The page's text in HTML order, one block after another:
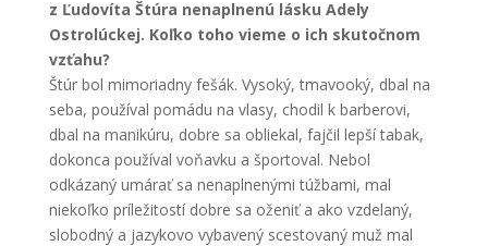
z Ľudovíta Štúra nenaplnenú lásku Adely
Ostrolúckej. Koľko toho vieme o ich skutočnom
vzťahu?
Štúr bol mimoriadny fešák. Vysoký, tmavooký, dbal na
seba, používal pomádu na vlasy, chodil k barberovi,
dbal na manikúru, dobre sa obliekal, fajčil lepší tabak,
dokonca používal voňavku a športoval. Nebol
odkázaný umárať sa nenaplnenými túžbami, mal
niekoľko príležitostí dobre sa oženiť a ako vzdelaný,
slobodný a jazykovo vybavený scestovaný muž mal